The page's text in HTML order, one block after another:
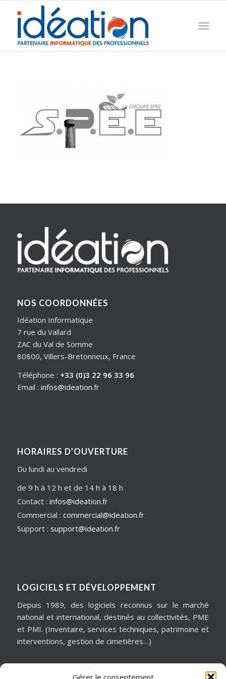
Gérer le consentement
NOS COORDONNÉES
Idéation Informatique
7 rue du Vallard
ZAC du Val de Somme
80800, Villers-Bretonneux, France
Téléphone : +33 (0)3 22 96 33 96
Email : infos@ideation.fr
HORAIRES D’OUVERTURE
Du lundi au vendredi
de 9 h à 12 h et de 14 h à 18 h
Contact : infos@ideation.fr
Commercial : commercial@ideation.fr
Support : support@ideation.fr
LOGICIELS ET DÉVELOPPEMENT
Depuis 1989, des logiciels reconnus sur le marché
national et international, destinés au collectivités, PME
et PMI. (Inventaire, services techniques, patrimoine et
interventions, gestion de cimetières…)